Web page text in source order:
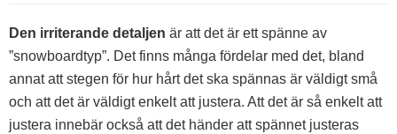
Den irriterande detaljen är att det är ett spänne av
”snowboardtyp”. Det finns många fördelar med det, bland
annat att stegen för hur hårt det ska spännas är väldigt små
och att det är väldigt enkelt att justera. Att det är så enkelt att
justera innebär också att det händer att spännet justeras